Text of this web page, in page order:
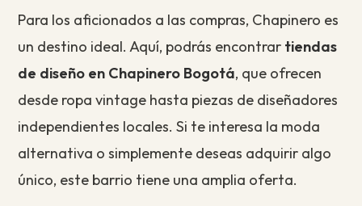
Para los aficionados a las compras, Chapinero es
un destino ideal. Aquí, podrás encontrar tiendas
de diseño en Chapinero Bogotá, que ofrecen
desde ropa vintage hasta piezas de diseñadores
independientes locales. Si te interesa la moda
alternativa o simplemente deseas adquirir algo
único, este barrio tiene una amplia oferta.